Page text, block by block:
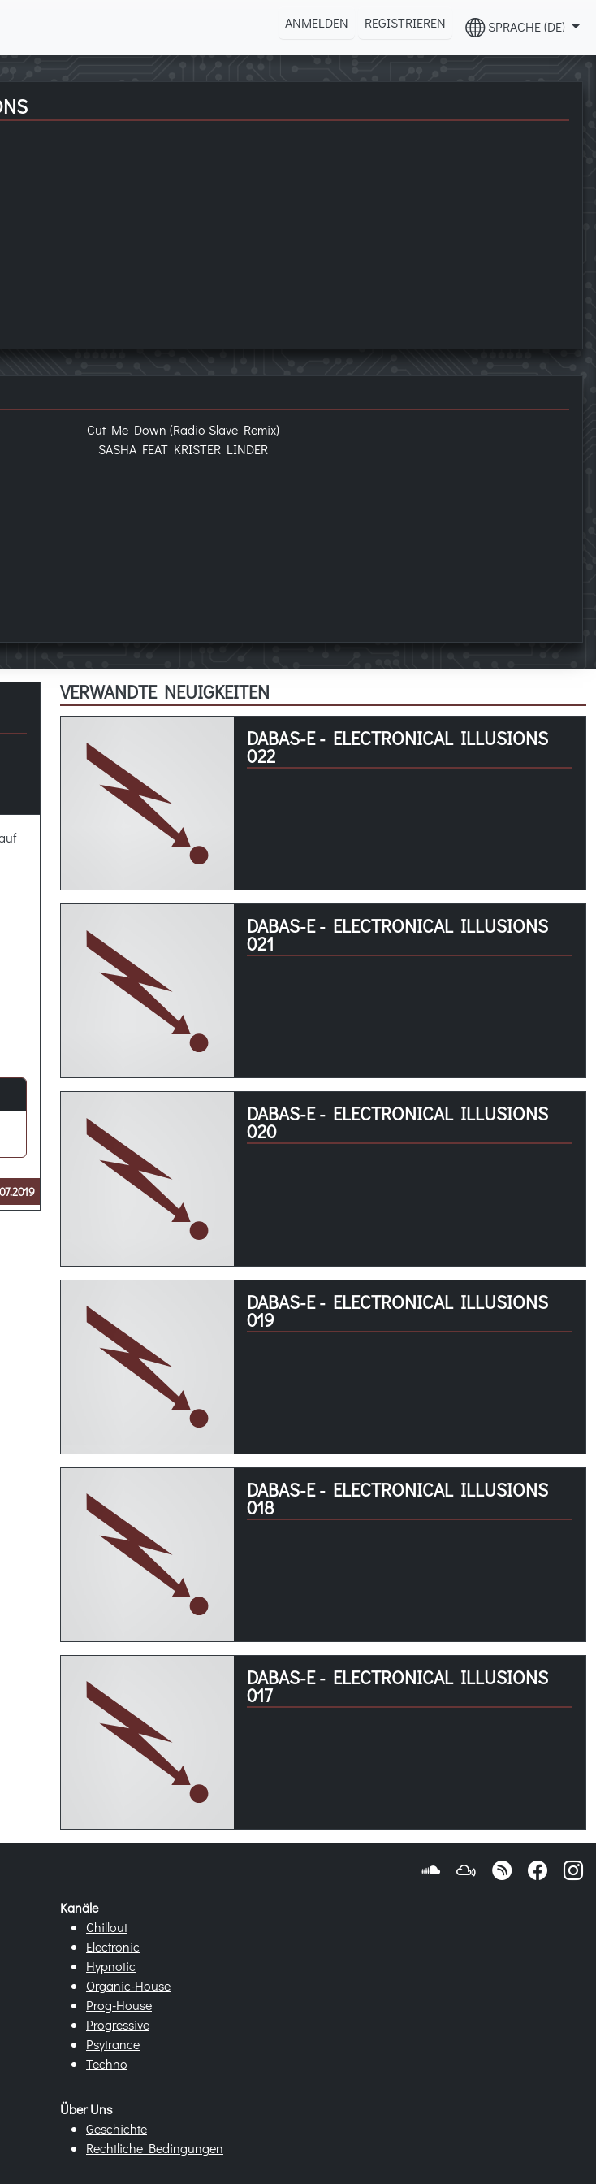
ANMELDEN REGISTRIEREN SPRACHE (DE)
Cut Me Down (Radio Slave Remix)
SASHA FEAT KRISTER LINDER
VERWANDTE NEUIGKEITEN
DABAS-E - ELECTRONICAL ILLUSIONS
022
DABAS-E - ELECTRONICAL ILLUSIONS
021
DABAS-E - ELECTRONICAL ILLUSIONS
020
DABAS-E - ELECTRONICAL ILLUSIONS
019
DABAS-E - ELECTRONICAL ILLUSIONS
018
DABAS-E - ELECTRONICAL ILLUSIONS
017
Kanäle
Chillout
Electronic
Hypnotic
Organic-House
Prog-House
Progressive
Psytrance
Techno
Über Uns
Geschichte
Rechtliche Bedingungen